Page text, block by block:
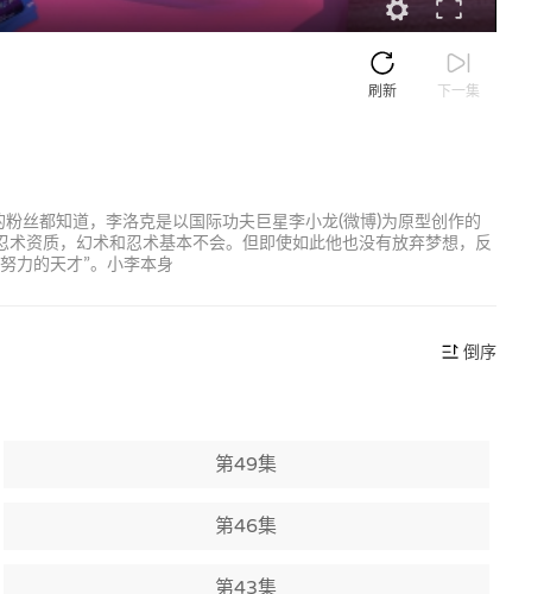
下一集
刷新
丝都知道，李洛克是以国际功夫巨星李小龙(微博)为原型创作的
资质，幻术和忍术基本不会。但即使如此他也没有放弃梦想，反
力的天才”。小李本身
倒序
第49集
第46集
第43集